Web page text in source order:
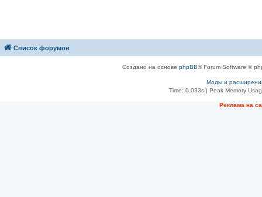
Список форумов
Создано на основе phpBB® Forum Software ©
Моды и
Time: 0.033s| Peak Memory
Рeклама на